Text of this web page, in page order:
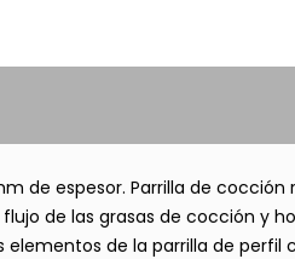
de espesor. Parrilla de cocción
de las grasas de cocción y
de la parrilla de perfil